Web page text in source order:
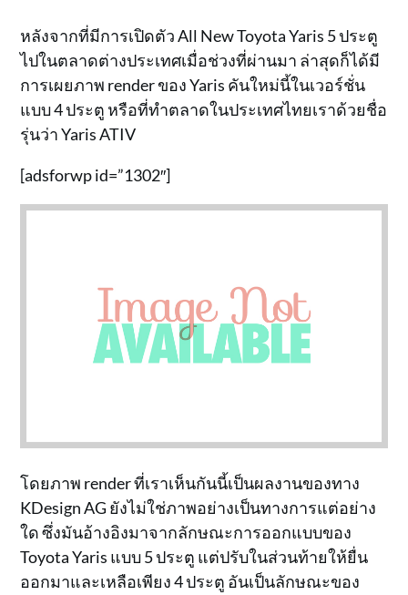
หลังจากที่มีการเปิดตัว All New Toyota Yaris 5 ประตู
ไปในตลาดต่างประเทศเมื่อช่วงที่ผ่านมา ล่าสุดก็ได้มี
การเผยภาพ render ของ Yaris คันใหม่นี้ในเวอร์ชั่น
แบบ 4 ประตู หรือที่ทำตลาดในประเทศไทยเราด้วยชื่อ
รุ่นว่า Yaris ATIV
[adsforwp id=”1302″]
โดยภาพ render ที่เราเห็นกันนี้เป็นผลงานของทาง
KDesign AG ยังไม่ใช่ภาพอย่างเป็นทางการแต่อย่าง
ใด ซึ่งมันอ้างอิงมาจากลักษณะการออกแบบของ
Toyota Yaris แบบ 5 ประตู แต่ปรับในส่วนท้ายให้ยื่น
ออกมาและเหลือเพียง 4 ประตู อันเป็นลักษณะของ